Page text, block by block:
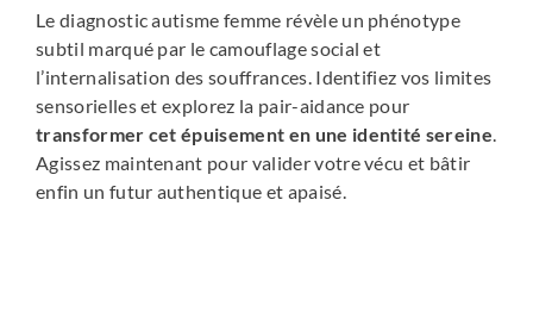
Le diagnostic autisme femme révèle un phénotype
subtil marqué par le camouflage social et
l’internalisation des souffrances. Identifiez vos limites
sensorielles et explorez la pair-aidance pour
transformer cet épuisement en une identité sereine.
Agissez maintenant pour valider votre vécu et bâtir
enfin un futur authentique et apaisé.